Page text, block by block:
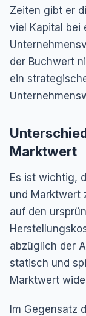
Zeiten gibt er
viel Kapital bei
der Buchwert
ein
Marktwert
Es ist wichtig,
und Marktwert
auf den
abzüglich der
statisch und
Marktwert
Im Gegensatz